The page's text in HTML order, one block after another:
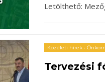
Letölthető:
Közéleti hírek •
Tervezési